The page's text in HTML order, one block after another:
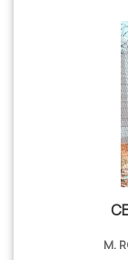
grandes
muro em
M.